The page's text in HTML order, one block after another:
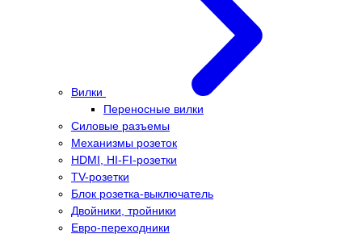
Вилки
Переносные вилки
Силовые разъемы
Механизмы розеток
HDMI, HI-FI-розетки
TV-розетки
Блок розетка-выключатель
Двойники, тройники
Евро-переходники